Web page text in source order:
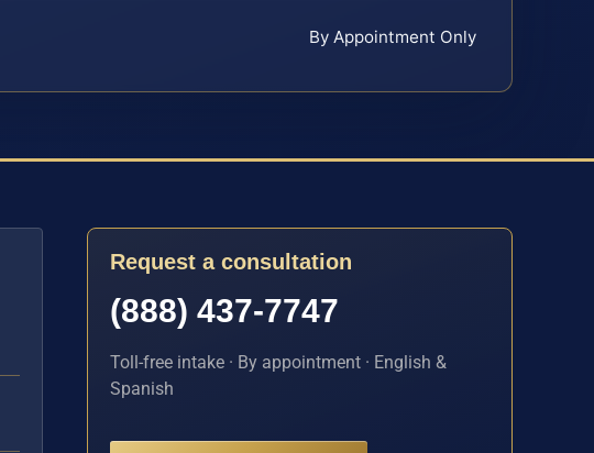
By Appointment Only
Request a consultation
(888) 437-7747
Toll-free intake · By appointment · English &
Spanish